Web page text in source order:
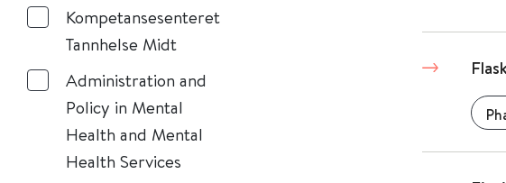
Kompetansesenteret
Tannhelse Midt
Administration and
Policy in Mental
Health and Mental
Health Services